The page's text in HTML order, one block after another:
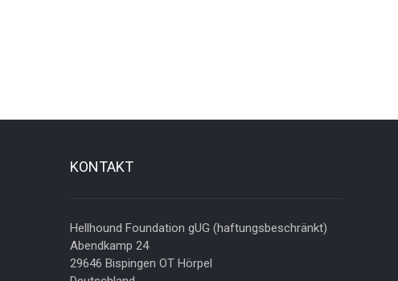
KONTAKT
Hellhound Foundation gUG (haftungsbeschränkt)
Abendkamp 24
29646 Bispingen OT Hörpel